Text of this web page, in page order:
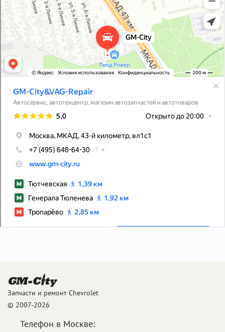
Запчасти и ремонт Chevrolet
© 2007-2026
Телефон в Москве: